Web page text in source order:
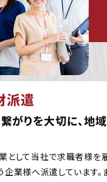
派遣
がりを大切に、地
として当社で求職者様を
企業様へ派遣しています